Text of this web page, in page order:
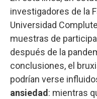
investigadores de la
Universidad
muestras de
después de la
conclusiones, el
podrían verse
ansiedad : mientras